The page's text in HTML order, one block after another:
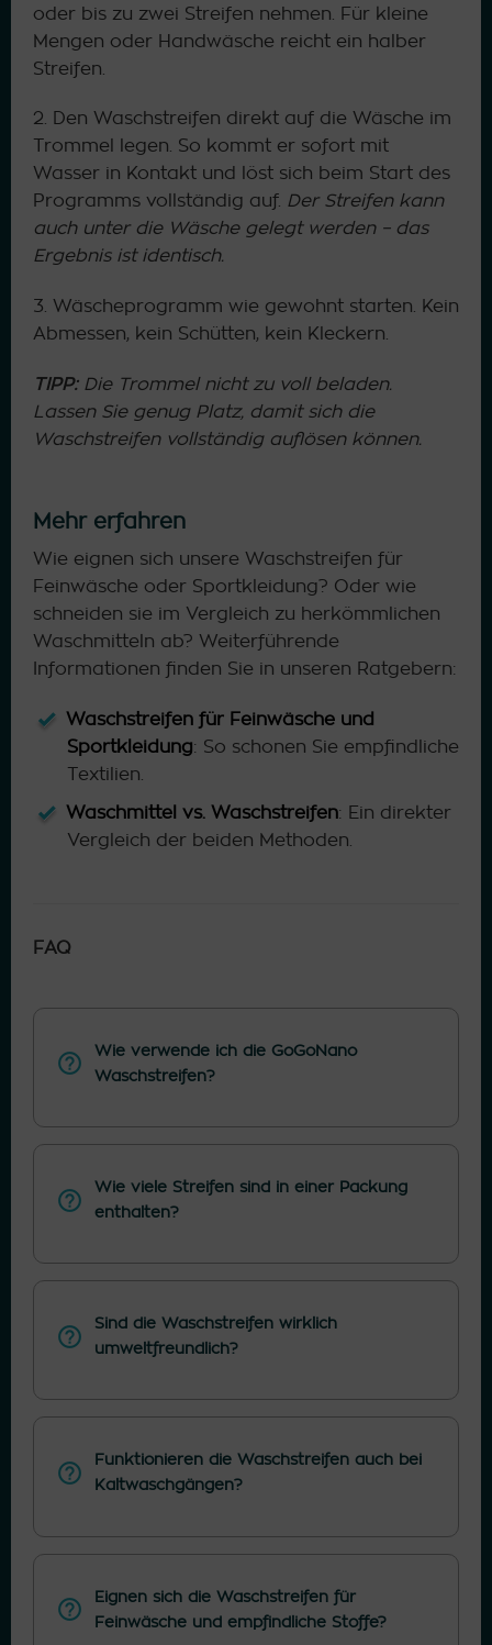
oder bis zu zwei Streifen nehmen. Für kleine
Mengen oder Handwäsche reicht ein halber
Streifen.
2. Den Waschstreifen direkt auf die Wäsche im
Trommel legen. So kommt er sofort mit
Wasser in Kontakt und löst sich beim Start des
Programms vollständig auf. Der Streifen kann
auch unter die Wäsche gelegt werden – das
Ergebnis ist identisch.
3. Wäscheprogramm wie gewohnt starten. Kein
Abmessen, kein Schütten, kein Kleckern.
TIPP:Die Trommel nicht zu voll beladen.
Lassen Sie genug Platz, damit sich die
Waschstreifen vollständig auflösen können.
Mehr erfahren
Wie eignen sich unsere Waschstreifen für
Feinwäsche oder Sportkleidung? Oder wie
schneiden sie im Vergleich zu herkömmlichen
Waschmitteln ab? Weiterführende
Informationen finden Sie in unseren Ratgebern:
Waschstreifen für Feinwäsche und
Sportkleidung: So schonen Sie empfindliche
Textilien.
Waschmittel vs. Waschstreifen: Ein direkter
Vergleich der beiden Methoden.
FAQ
Wie verwende ich die GoGoNano
Waschstreifen?
Wie viele Streifen sind in einer Packung
enthalten?
Sind die Waschstreifen wirklich
umweltfreundlich?
Funktionieren die Waschstreifen auch bei
Kaltwaschgängen?
Eignen sich die Waschstreifen für
Feinwäsche und empfindliche Stoffe?